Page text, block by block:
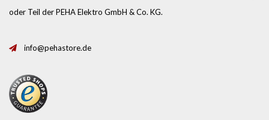
oder Teil der PEHA Elektro GmbH & Co. KG.
info@pehastore.de